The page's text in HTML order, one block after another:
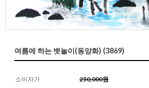
여름에 하는 뱃놀이(동양화) (3869)
소비자가 250,000원